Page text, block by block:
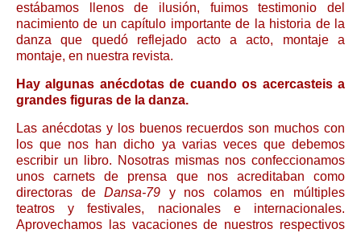
estábamos llenos de ilusión, fuimos testimonio del
nacimiento de un capítulo importante de la historia de la
danza que quedó reflejado acto a acto, montaje a
montaje, en nuestra revista.
Hay algunas anécdotas de cuando os acercasteis a
grandes figuras de la danza.
Las anécdotas y los buenos recuerdos son muchos con
los que nos han dicho ya varias veces que debemos
escribir un libro. Nosotras mismas nos confeccionamos
unos carnets de prensa que nos acreditaban como
directoras deDansa-79 y nos colamos en múltiples
teatros y festivales, nacionales e internacionales.
Aprovechamos las vacaciones de nuestros respectivos